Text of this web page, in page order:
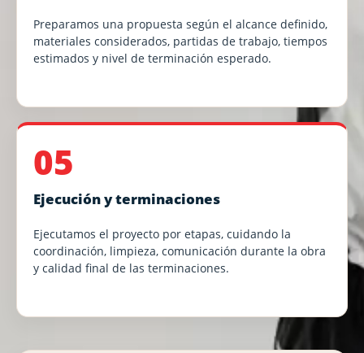
Preparamos una propuesta según el alcance definido,
materiales considerados, partidas de trabajo, tiempos
estimados y nivel de terminación esperado.
05
Ejecución y terminaciones
Ejecutamos el proyecto por etapas, cuidando la
coordinación, limpieza, comunicación durante la obra
y calidad final de las terminaciones.